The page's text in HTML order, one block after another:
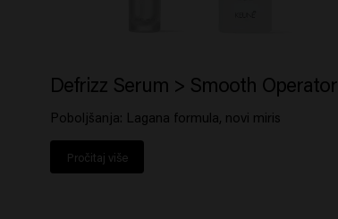
Defrizz Serum > Smooth Operator
Poboljšanja: Lagana formula, novi miris
Pročitaj više